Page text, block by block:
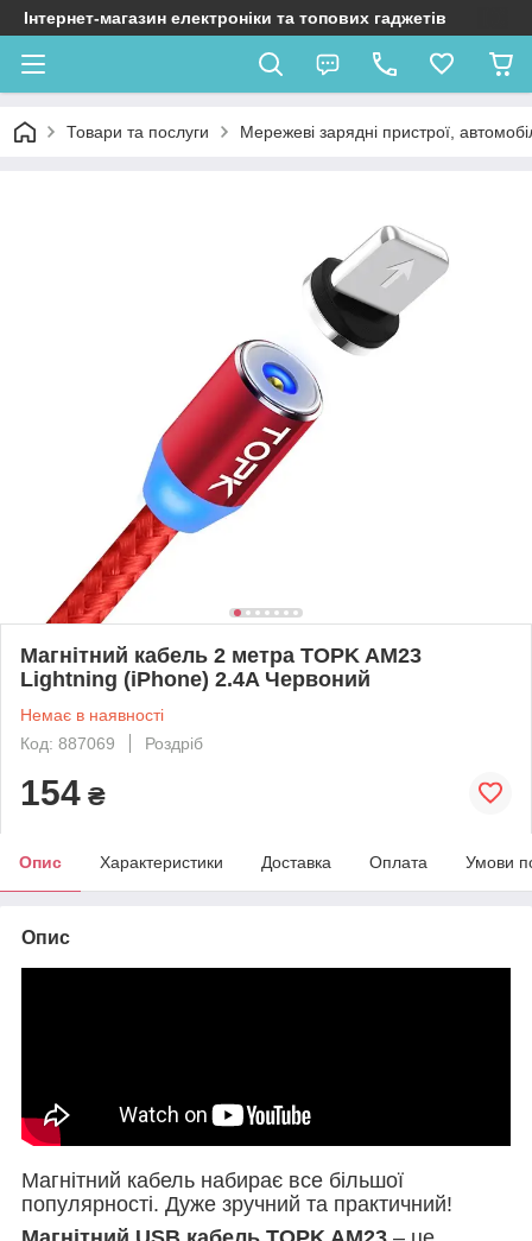
Інтернет-магазин електроніки та топових гаджетів
Товари та послуги Мережеві зарядні пристрої,
Магнітний кабель 2 метра TOPK AM23
Lightning (iPhone) 2.4A Червоний
Немає в наявності
Код: 887069
Роздріб
154 ₴
Опис Характеристики Доставка Оплата Умови
Опис
Магнітний кабель набирає все більшої
популярності. Дуже зручний та практичний!